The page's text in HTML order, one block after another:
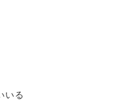
いる